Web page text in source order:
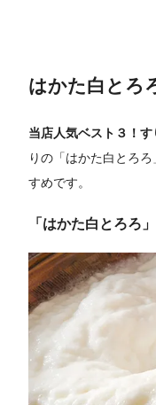
はかた白とろ
当店人気ベスト３！
りの「はかた白とろ
すめです。
「はかた白とろろ